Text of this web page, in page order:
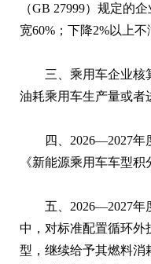
（GB 27999）规定的
宽60%；下降2%以上不
三、乘用车企业核
油耗乘用车生产量或者
四、2026—2027
《新能源乘用车车型
五、2026—2027年
中，对标准配置循环外
型，继续给予其燃料消